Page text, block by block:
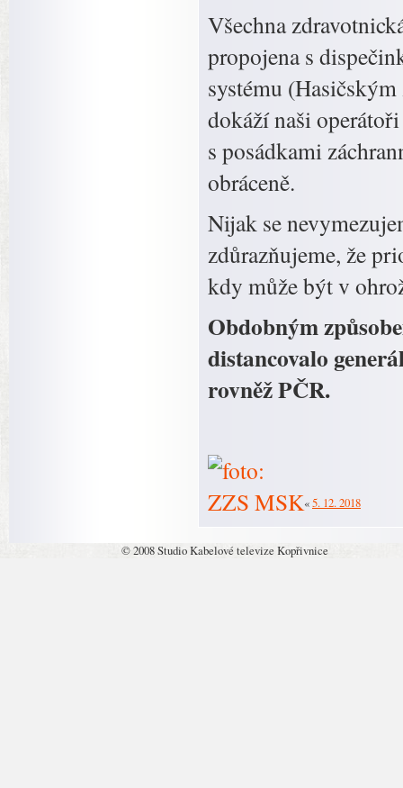
Všechna
propojena s
systému
dokáží naši
s posádkami
obráceně.
Nijak se
zdůrazňujeme, že
kdy může být v
Obdobným
distancovalo
rovněž PČR.
«5. 12. 2018
© 2008 Studio Kabelové televize Kopřivnice